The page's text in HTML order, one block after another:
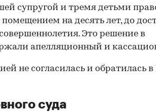
супругой и тремя детьми
на десять лет, до
Это решение в
апелляционный и
не согласилась и обратилась
суда